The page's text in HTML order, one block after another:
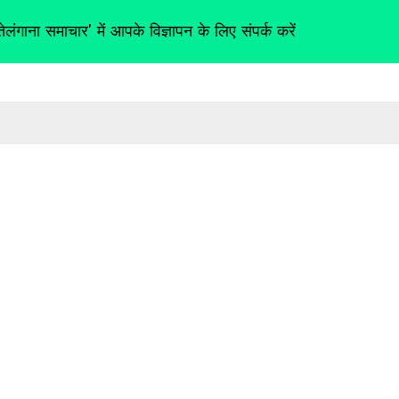
समाचार' में आपके विज्ञापन के लिए संपर्क करें